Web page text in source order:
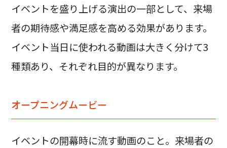
イベントを盛り上げる演出の一部として、来場
者の期待感や満足感を高める効果があります。
イベント当日に使われる動画は大きく分けて3
種類あり、それぞれ目的が異なります。
オープニングムービー
イベントの開幕時に流す動画のこと。来場者の